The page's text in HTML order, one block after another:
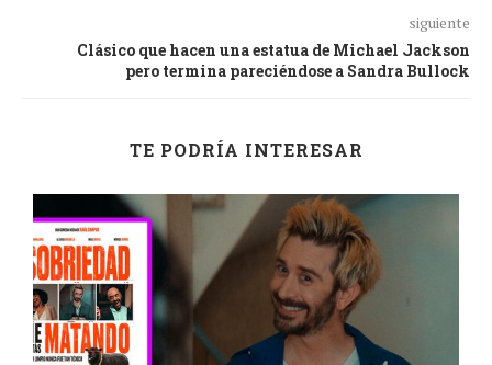
siguiente
Clásico que hacen una estatua de Michael Jackson
pero termina pareciéndose a Sandra Bullock
TE PODRÍA INTERESAR